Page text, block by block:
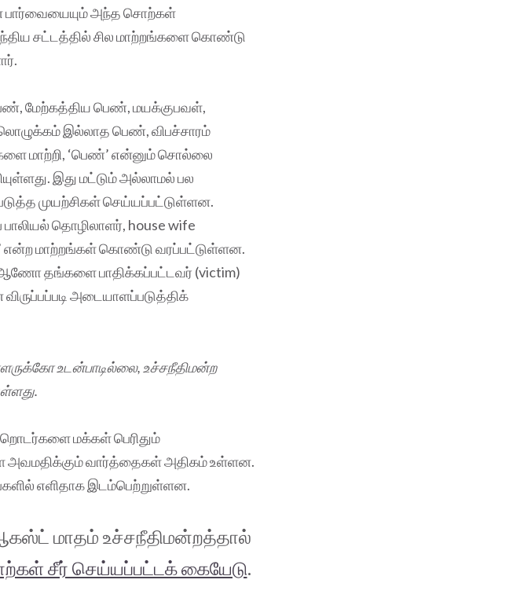
பார்வையையும் அந்த சொற்கள்
சட்டத்தில் சில மாற்றங்களை கொண்டு
மேற்கத்திய பெண், மயக்குபவள்,
இல்லாத பெண், விபச்சாரம்
மாற்றி, ‘பெண்’ என்னும் சொல்லை
இது மட்டும் அல்லாமல் பல
முயற்சிகள் செய்யப்பட்டுள்ளன.
பாலியல் தொழிலாளர், house wife
என்ற மாற்றங்கள் கொண்டு வரப்பட்டுள்ளன.
தங்களை பாதிக்கப்பட்டவர் (victim)
அடையாளப்படுத்திக்
உடன்பாடில்லை, உச்சநீதிமன்ற
மக்கள் பெரிதும்
அவமதிக்கும் வார்த்தைகள் அதிகம் உள்ளன.
எளிதாக இடம்பெற்றுள்ளன.
மாதம் உச்சநீதிமன்றத்தால்
சீர் செய்யப்பட்டக் கையேடு.